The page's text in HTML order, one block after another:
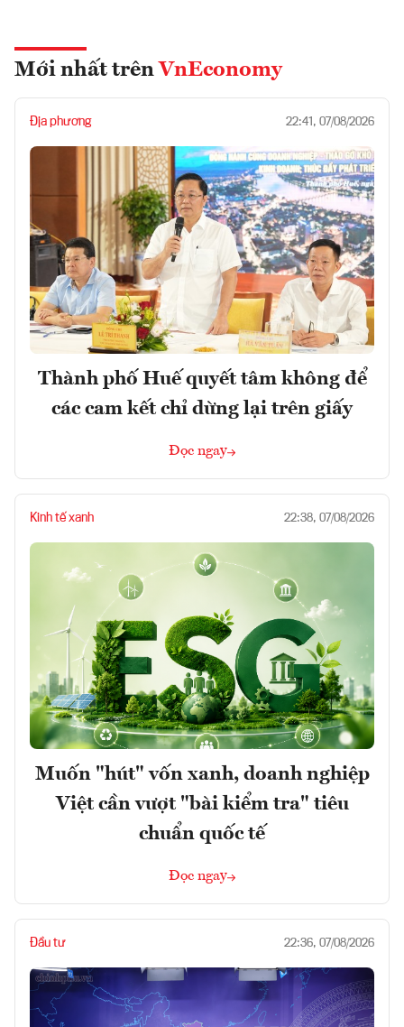
Mới nhất trên VnEconomy
Địa phương 22:41, 07/08/2026
Thành phố Huế quyết tâm không để
các cam kết chỉ dừng lại trên giấy
Đọc ngay
Kinh tế xanh 22:38, 07/08/2026
Muốn "hút" vốn xanh, doanh nghiệp
Việt cần vượt "bài kiểm tra" tiêu
chuẩn quốc tế
Đọc ngay
Đầu tư 22:36, 07/08/2026